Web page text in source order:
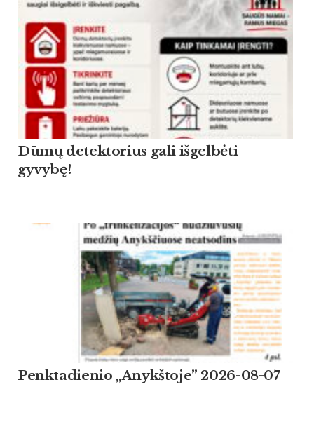
Dūmų detektorius gali išgelbėti
gyvybę!
Penktadienio „Anykštoje” 2026-08-07